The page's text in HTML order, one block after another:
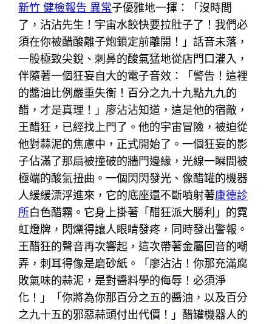
新竹 健檢報告 異常子優雅地一揮：「沒時間
了，沾沾先生！宇宙水餃快要拉肚子了！我們必
須在你被醋酸離子炮鎖定前離開！」話音未落，
一股極致尖銳、刺鼻的酸氣猛地從店門口灌入，
伴隨著一個狂妄自大的電子音效：「警告！這裡
的醬油比例嚴重失衡！百分之九十九點九九的
醋，才是真理！」廖沾沾知道，這是他的宿敵，
王醋狂，已經找上門了。他的宇宙冒險，被迫從
他對蒜泥的焦慮中，正式開始了。一個狂妄的影
子佔滿了那扇被撞破的牆門邊緣，光線一瞬間被
極端的酸氣扭曲。一個閃閃發光、像醋罐的機器
人緩緩漂浮進來，它的底座還不斷噴射著康德診
所白色醋霧。它身上掛著「醋狂派大勝利」的霓
虹燈牌，閃爍得讓人眼睛發疼，同時發出警報。
王醋狂的聲音再次響起，這次帶著金屬回音的嘲
弄，刺耳得像是磨砂紙。「廖沾沾！你那充滿腐
敗氣味的蒜泥，是對醬料學的侮辱！必須淨
化！」「你將為你那百分之五的醬油，以及百分
之九十五的邪惡蒜頭付出代價！」醋罐機器人的